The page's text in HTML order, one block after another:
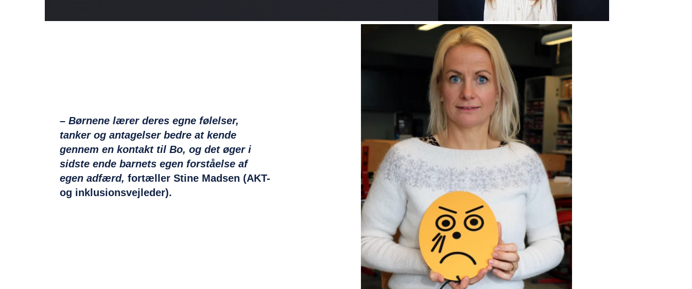
– Børnene lærer deres egne følelser,
tanker og antagelserbedre at kende
gennem en kontakt til Bo, og det øger i
sidsteende barnets egen forståelse af
egen adfærd, fortæller Stine Madsen (AKT-
og inklusionsvejleder).